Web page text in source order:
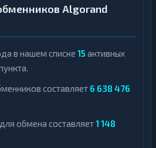
Algorand
в нашем списке 15 активных
составляет 6 638 476
обмена составляет1 148